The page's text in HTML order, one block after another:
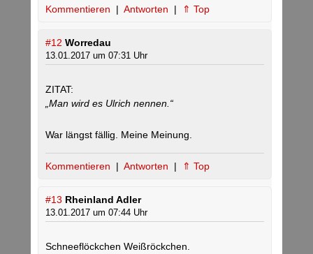
Kommentieren | Antworten | ⇑ Top
#12 Worredau
13.01.2017 um 07:31 Uhr
ZITAT:
„Man wird es Ulrich nennen.“
War längst fällig. Meine Meinung.
Kommentieren | Antworten | ⇑ Top
#13 Rheinland Adler
13.01.2017 um 07:44 Uhr
Schneeflöckchen Weißröckchen.